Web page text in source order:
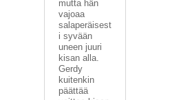
mutta hän
vajoaa
salaperäisest
i syvään
uneen juuri
kisan alla.
Gerdy
kuitenkin
päättää